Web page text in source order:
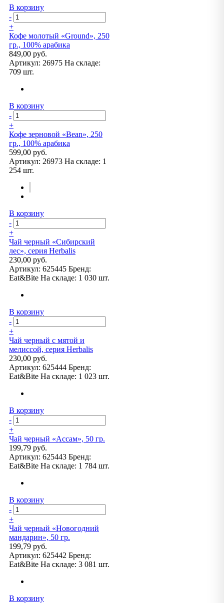
В корзину
-
+
Кофе молотый «Ground», 250
гр., 100% арабика
849,00 руб.
Артикул: 26975 На складе:
709 шт.
В корзину
-
+
Кофе зерновой «Bean», 250
гр., 100% арабика
599,00 руб.
Артикул: 26973 На складе: 1
254 шт.
В корзину
-
+
Чай черный «Сибирский
лес», серия Herbalis
230,00 руб.
Артикул: 625445 Бренд:
Eat&Bite На складе: 1 030 шт.
В корзину
-
+
Чай черный с мятой и
мелиссой, серия Herbalis
230,00 руб.
Артикул: 625444 Бренд:
Eat&Bite На складе: 1 023 шт.
В корзину
-
+
Чай черный «Ассам», 50 гр.
199,79 руб.
Артикул: 625443 Бренд:
Eat&Bite На складе: 1 784 шт.
В корзину
-
+
Чай черный «Новогодний
мандарин», 50 гр.
199,79 руб.
Артикул: 625442 Бренд:
Eat&Bite На складе: 3 081 шт.
В корзину